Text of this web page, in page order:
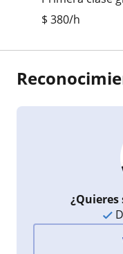
$ 380/h
¿Quieres